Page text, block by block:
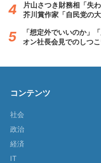
片山さつき財務相「失
芥川賞作家「自民党の
「想定外でいいのか」
オン社長会見でのしつ
コンテンツ
社会
政治
経済
IT